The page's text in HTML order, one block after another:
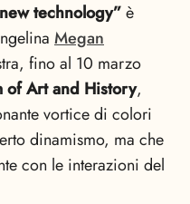
technology”è
Megan
fino al 10 marzo
of Art and History,
vortice di colori
dinamismo, ma che
con le interazioni del